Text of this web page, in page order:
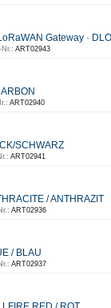
Gateway ·
Nr.: ART02943
ART02940
SCHWARZ
ART02941
/ ANTHRAZIT
ART02936
/ BLAU
ART02937